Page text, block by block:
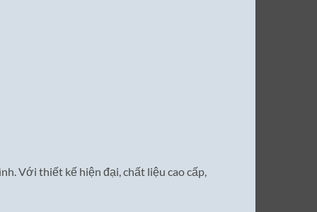
Với thiết kế hiện đại, chất liệu cao cấp,